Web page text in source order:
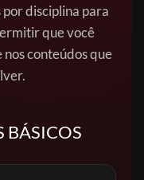
disciplina para
que você
conteúdos que
BÁSICOS